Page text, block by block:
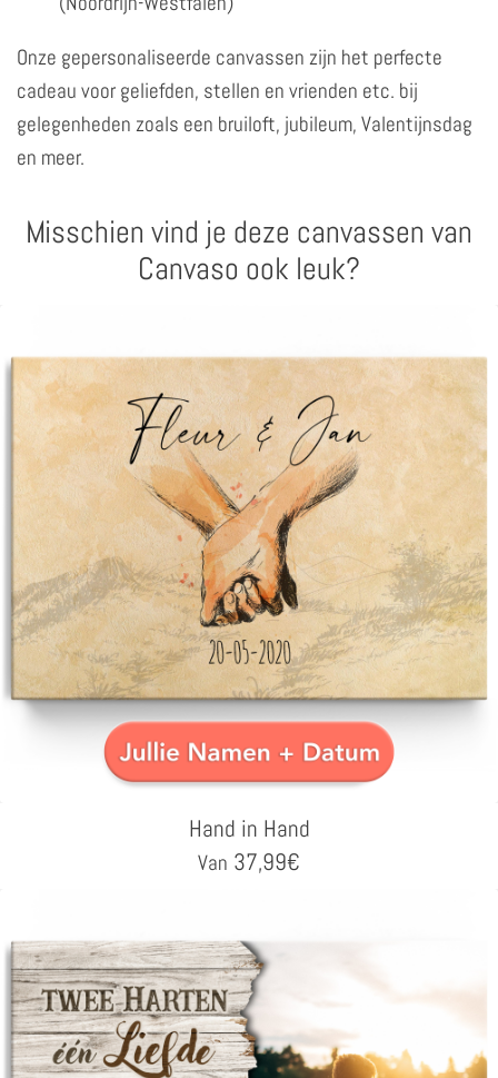
Onze gepersonaliseerde canvassen zijn het perfecte
cadeau voor geliefden, stellen en vrienden etc. bij
gelegenheden zoals een bruiloft, jubileum, Valentijnsdag
en meer.
Misschien vind je deze canvassen van
Canvaso ook leuk?
Hand in Hand
Van 37,99€